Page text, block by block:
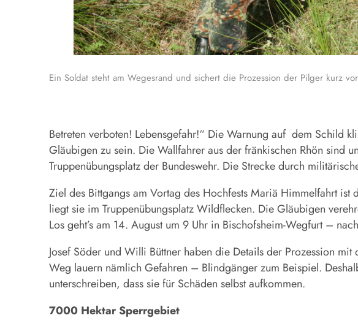
Ein Soldat steht am Wegesrand und sichert die Prozession der Pilger kurz
Betreten verboten! Lebensgefahr!“ Die Warnung auf dem Schild
Gläubigen zu sein. Die Wallfahrer aus der fränkischen Rhön sind
Truppenübungsplatz der Bundeswehr. Die Strecke durch
Ziel des Bittgangs am Vortag des Hochfests Mariä Himmelfahrt
liegt sie im Truppenübungsplatz Wildflecken. Die Gläubigen
Los geht’s am 14. August um 9 Uhr in Bischofsheim-Wegfurt –
Josef Söder und Willi Büttner haben die Details der Prozession
Weg lauern nämlich Gefahren – Blindgänger zum Beispiel.
unterschreiben, dass sie für Schäden selbst aufkommen.
7000 Hektar Sperrgebiet